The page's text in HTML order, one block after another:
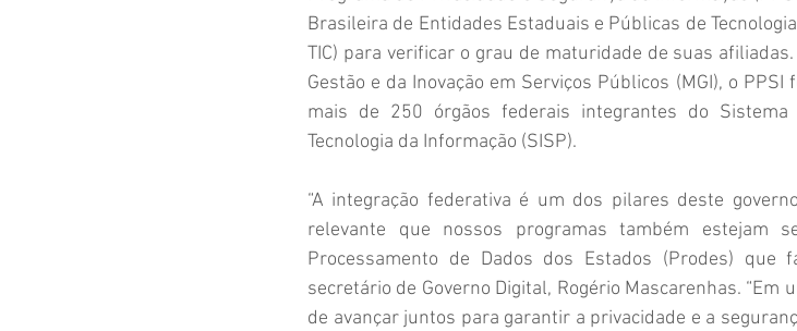
Brasileira de Entidades Estaduais e Públicas de
TIC) para verificar o grau de maturidade de suas
Gestão e da Inovação em Serviços Públicos (MGI), o
mais de 250 órgãos federais integrantes do
Tecnologia da Informação (SISP).
“A integração federativa é um dos pilares deste
relevante que nossos programas também estejam
Processamento de Dados dos Estados (Prodes) que
secretário de Governo Digital, Rogério Mascarenhas. “Em
de avançar juntos para garantir a privacidade e a